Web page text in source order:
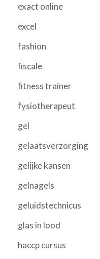
exact online
excel
fashion
fiscale
fitness trainer
fysiotherapeut
gel
gelaatsverzorging
gelijke kansen
gelnagels
geluidstechnicus
glas in lood
haccp cursus